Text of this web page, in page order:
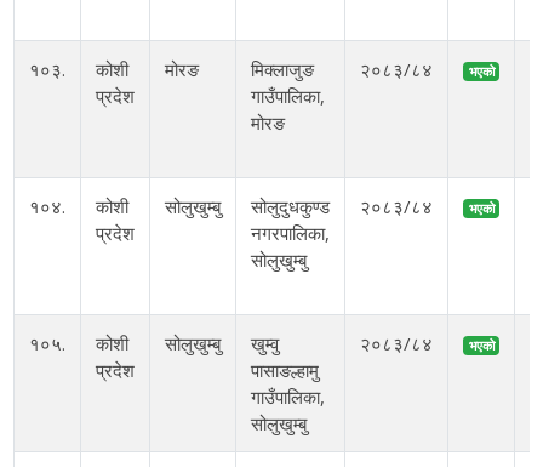
१०३.
कोशी
प्रदेश
मोरङ
मिक्लाजुङ
गाउँपालिका,
मोरङ
२०८३/८४ भएको
१०४.
कोशी
प्रदेश
सोलुखुम्बु
सोलुदुधकुण्ड
नगरपालिका,
सोलुखुम्बु
२०८३/८४ भएको
१०५.
कोशी
प्रदेश
सोलुखुम्बु
खुम्वु
पासाङल्हामु
गाउँपालिका,
सोलुखुम्बु
२०८३/८४ भएको